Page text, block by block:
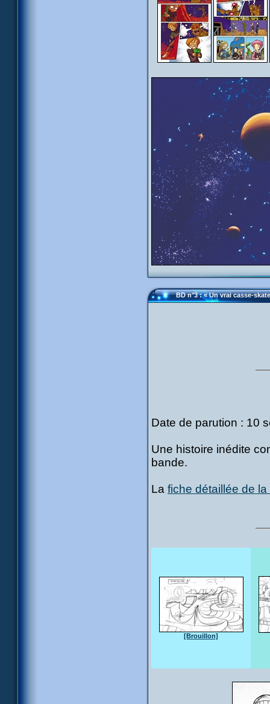
BD n°3 : « Un vrai casse-
Date de parution : 10
Une histoire inédite
bande.
La fiche détaillée de la
[Brouillon]